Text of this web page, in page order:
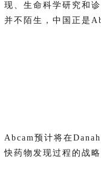
现、生命科学研究和
并不陌生，中国正是
Abcam预计将在
快药物发现过程的战